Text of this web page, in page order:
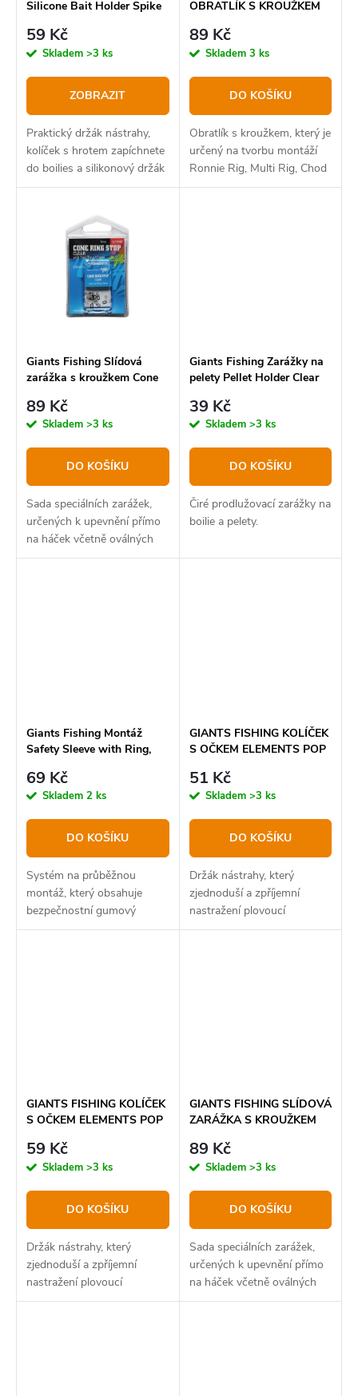
d
u
ů
o
d
u
t
ů
Silicone Bait Holder Spike
59 Kč
Skladem >3 ks
ZOBRAZIT
Praktický držák nástrahy,
kolíček s hrotem zapíchnete
do boilies a silikonový držák
napíchnete na háček.
rychle nastraženou pod
OBRATLÍK S KROUŽKEM
VEL.14
89 Kč
Skladem 3 ks
DO KOŠÍKU
Obratlík s kroužkem, který je
určený na tvorbu montáží
Ronnie Rig, Multi Rig, Chod
„D“ a pod.
Giants Fishing Slídová
zarážka s kroužkem Cone
Ring 4,5 mm
89 Kč
Skladem >3 ks
DO KOŠÍKU
Sada speciálních zarážek,
určených k upevnění přímo
na háček včetně oválných
kroužků.
Giants Fishing Zarážky na
pelety Pellet Holder Clear
39 Kč
Skladem >3 ks
DO KOŠÍKU
Čiré prodlužovací zarážky na
boilie a pelety.
Giants Fishing Montáž
Safety Sleeve with Ring,
69 Kč
Skladem 2 ks
DO KOŠÍKU
Systém na průběžnou
montáž, který obsahuje
bezpečnostní gumový
převlek, kroužek na
GIANTS FISHING KOLÍČEK
S OČKEM ELEMENTS POP
51 Kč
Skladem >3 ks
DO KOŠÍKU
Držák nástrahy, který
zjednoduší a zpříjemní
nastražení plovoucí
nástrahy.
GIANTS FISHING KOLÍČEK
S OČKEM ELEMENTS POP
59 Kč
Skladem >3 ks
DO KOŠÍKU
Držák nástrahy, který
zjednoduší a zpříjemní
nastražení plovoucí
nástrahy.
GIANTS FISHING SLÍDOVÁ
ZARÁŽKA S KROUŽKEM
TRANSLUCENT GREEN
WITH OVAL RING 4,5MM
89 Kč
Skladem >3 ks
DO KOŠÍKU
Sada speciálních zarážek,
určených k upevnění přímo
na háček včetně oválných
kroužků.